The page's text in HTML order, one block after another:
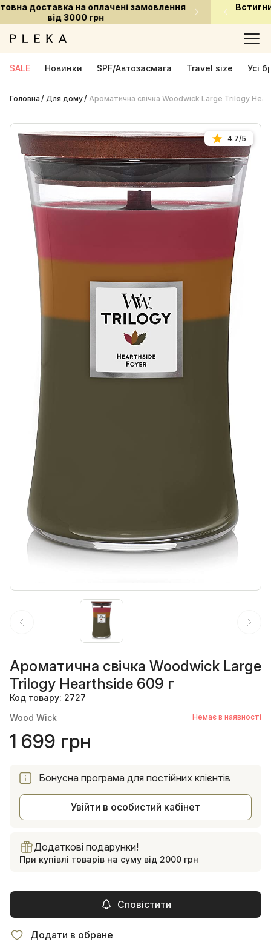
Встигни придбати улюблені засоби за приємною
SALE Новинки SPF/Автозасмага Travel size Усі
Головна Для дому Ароматична свічка Woodwick Large Trilogy
4.7/5
Ароматична свічка Woodwick Large
Trilogy Hearthside 609 г
Код товару: 2727
Wood Wick
Немає в наявності
1 699 грн
Бонусна програма для постійних клієнтів
Увійти в особистий кабінет
Додаткові подарунки!
При купівлі товарів на суму від 2000 грн
Сповістити
Додати в обране